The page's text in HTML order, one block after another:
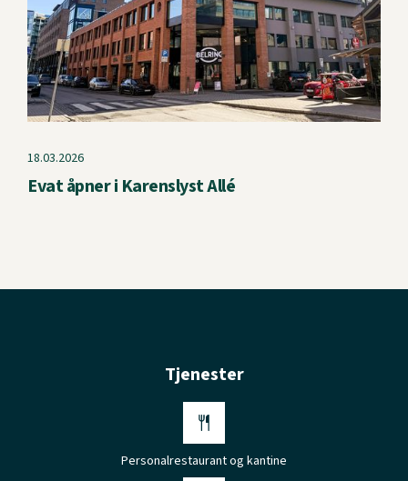
18.03.2026
Evat åpner i Karenslyst Allé
Tjenester
Personalrestaurant og kantine